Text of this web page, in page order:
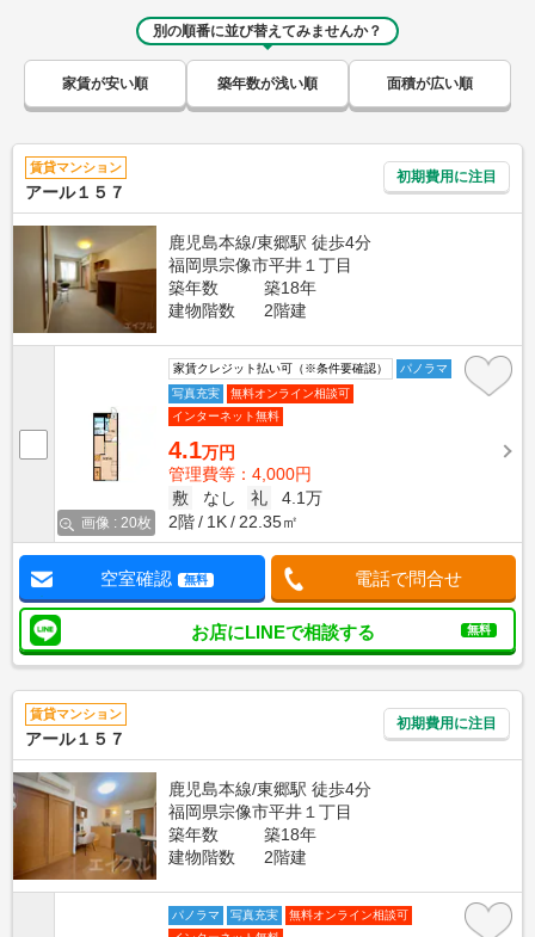
別の順番に並び替えてみませんか？
家賃が安い順 築年数が浅い順 面積が広い順
賃貸マンション
アール１５７
初期費用に注目
鹿児島本線/東郷駅 徒歩4分
福岡県宗像市平井１丁目
築年数
築18年
建物階数
2階建
画像 : 20枚
家賃クレジット払い可（※条件要確認）
パノラマ
写真充実
無料オンライン相談可
インターネット無料
4.1万円
管理費等：4,000円
敷
なし 礼
4.1万
2階
1K 22.35㎡
空室確認 無料 電話で問合せ
お店にLINEで相談する 無料
賃貸マンション
アール１５７
初期費用に注目
鹿児島本線/東郷駅 徒歩4分
福岡県宗像市平井１丁目
築年数
築18年
建物階数
2階建
パノラマ 写真充実
無料オンライン相談可